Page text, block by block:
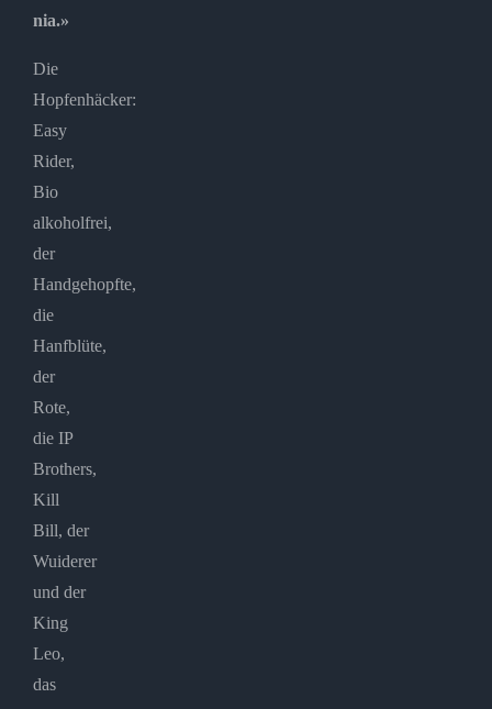
nia.»
Die
Hopfenhäcker:
Easy
Rider,
Bio
alkoholfrei,
der
Handgehopfte,
die
Hanfblüte,
der
Rote,
die IP
Brothers,
Kill
Bill, der
Wuiderer
und der
King
Leo,
das